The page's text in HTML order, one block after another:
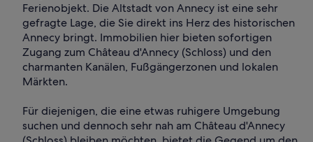
Ferienobjekt. Die Altstadt von Annecy ist eine sehr
gefragte Lage, die Sie direkt ins Herz des historischen
Annecy bringt. Immobilien hier bieten sofortigen
Zugang zum Château d'Annecy (Schloss) und den
charmanten Kanälen, Fußgängerzonen und lokalen
Märkten.
Für diejenigen, die eine etwas ruhigere Umgebung
suchen und dennoch sehr nah am Château d'Annecy